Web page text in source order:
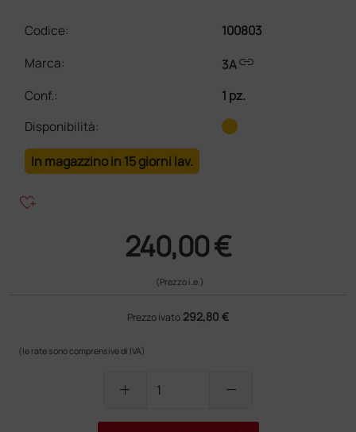
Codice:
100803
Marca:
3Alink
Conf.:
1 pz.
Disponibilità:
In magazzino in 15 giorni lav.
heart_plus
240,00 €
(Prezzo i.e.)
Prezzo ivato 292,80 €
(le rate sono comprensive di IVA)
add remove